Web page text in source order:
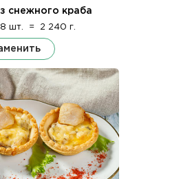
снежного краба
шт. = 2 240 г.